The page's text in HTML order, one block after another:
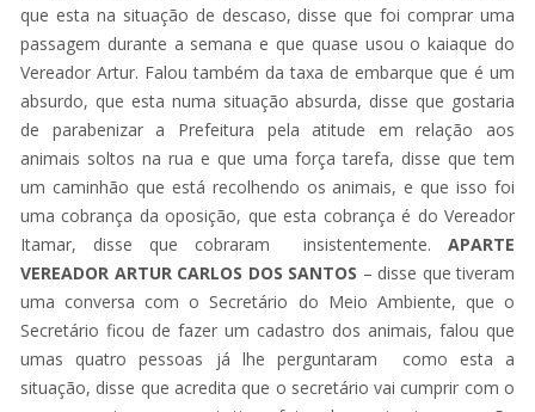
que esta na situação de descaso, disse que foi comprar uma
passagem durante a semana e que quase usou o kaiaque do
Vereador Artur. Falou também da taxa de embarque que é um
absurdo, que esta numa situação absurda, disse que gostaria
de parabenizar a Prefeitura pela atitude em relação aos
animais soltos na rua e que uma força tarefa, disse que tem
um caminhão que está recolhendo os animais, e que isso foi
uma cobrança da oposição, que esta cobrança é do Vereador
Itamar, disse que cobraram insistentemente. APARTE
VEREADOR ARTUR CARLOS DOS SANTOS – disse que tiveram
uma conversa com o Secretário do Meio Ambiente, que o
Secretário ficou de fazer um cadastro dos animais, falou que
umas quatro pessoas já lhe perguntaram como esta a
situação, disse que acredita que o secretário vai cumprir com o